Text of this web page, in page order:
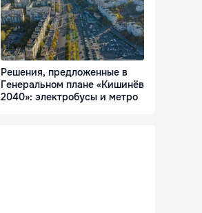
Решения, предложенные в
Генеральном плане «Кишинёв
2040»: электробусы и метро